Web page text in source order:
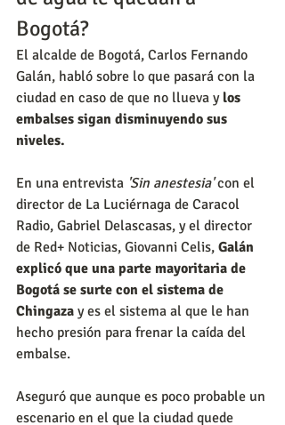
Bogotá?
El alcalde de Bogotá, Carlos Fernando
Galán, habló sobre lo que pasará con la
ciudad en caso de que no llueva y los
embalses sigan disminuyendo sus
niveles.
En una entrevista 'Sin anestesia' con el
director de La Luciérnaga de Caracol
Radio, Gabriel Delascasas, y el director
de Red+ Noticias, Giovanni Celis, Galán
explicó que una parte mayoritaria de
Bogotá se surte con el sistema de
Chingaza y es el sistema al que le han
hecho presión para frenar la caída del
embalse.
Aseguró que aunque es poco probable un
escenario en el que la ciudad quede